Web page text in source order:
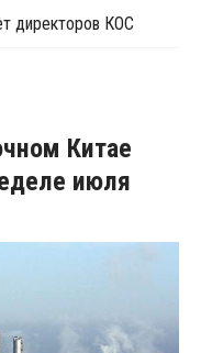
директоров КОС
Китае
июля